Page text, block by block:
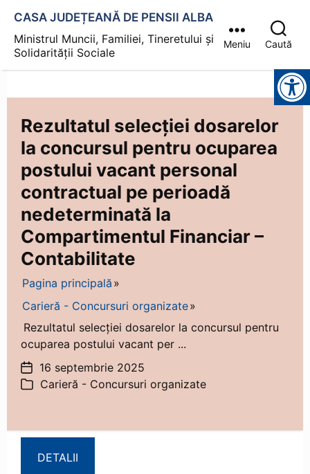
CASA JUDEȚEANĂ DE PENSII ALBA
Ministrul Muncii, Familiei, Tineretului și
Solidarității Sociale
Meniu Caută
Instrumente pentru accesibilitate
Rezultatul selecției dosarelor
la concursul pentru ocuparea
postului vacant personal
contractual pe perioadă
nedeterminată la
Compartimentul Financiar –
Contabilitate
Pagina principală
Carieră - Concursuri organizate
Rezultatul selecției dosarelor la concursul pentru
ocuparea postului vacant per ...
Dată
articol
16 septembrie 2025
Categorii
Carieră - Concursuri organizate
DETALII